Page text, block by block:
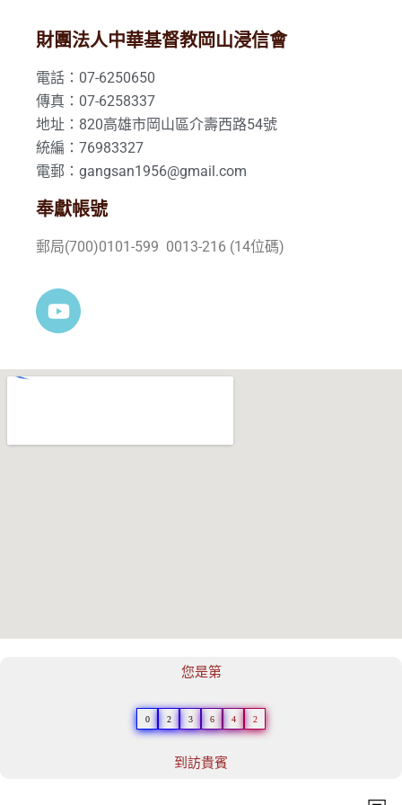
財團法人中華基督教岡山浸信會
電話：07-6250650
傳真：07-6258337
地址：820高雄市岡山區介壽西路54號
統編：76983327
電郵：gangsan1956@gmail.com
奉獻帳號
郵局(700)0101-599 0013-216 (14位碼)
您是第
0 2 3 6 4 2
到訪貴賓